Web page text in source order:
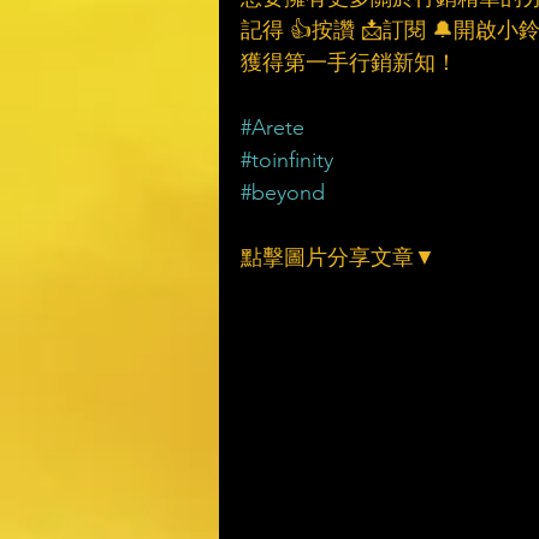
記得 👍按讚 📩訂閱 🔔開啟小
獲得第一手行銷新知！
#Arete
#toinfinity
#beyond
點擊圖片分享文章▼